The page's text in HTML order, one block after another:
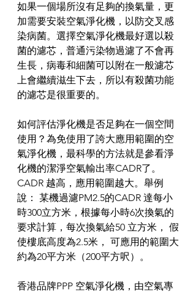
如果一個場所沒有足夠的換氣量，更
加需要安裝空氣淨化機，以防交叉感
染病菌。選擇空氣淨化機最好選以殺
菌的濾芯，普通污染物過濾了不會再
生長，病毒和細菌可以附在一般濾芯
上會繼續滋生下去，所以有殺菌功能
的濾芯是很重要的。
如何評估淨化機是否足夠在一個空間
使用？為免使用了誇大應用範圍的空
氣淨化機，最科學的方法就是參看淨
化機的潔淨空氣輸出率CADR了。
CADR 越高，應用範圍越大。舉例
說： 某機過濾PM2.5的CADR 達每小
時300立方米，根據每小時6次換氣的
要求計算，每次換氣給50 立方米， 假
使樓底高度為2.5米， 可應用的範圍大
約為20平方米（200平方呎）。
香港品牌PPP 空氣淨化機，由空氣專